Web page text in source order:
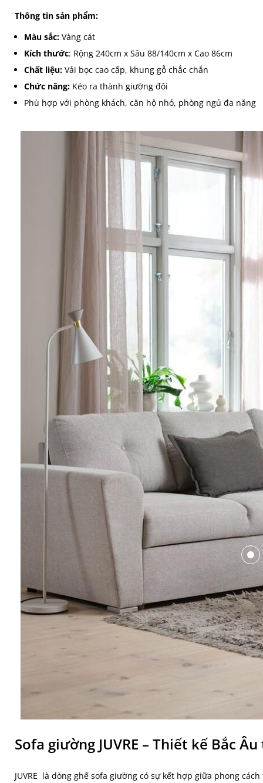
Thông tin sản phẩm:
Màu sắc: Vàng cát
Kích thước: Rộng 240cm x Sâu 88/140cm x Cao 86cm
Chất liệu: Vải bọc cao cấp, khung gỗ chắc chắn
Chức năng: Kéo ra thành giường đôi
Phù hợp với phòng khách, căn hộ nhỏ, phòng ngủ đa năng
Sofa giường JUVRE – Thiết kế Bắc
JUVRE là dòng ghế sofa giường có sự kết hợp giữa phong